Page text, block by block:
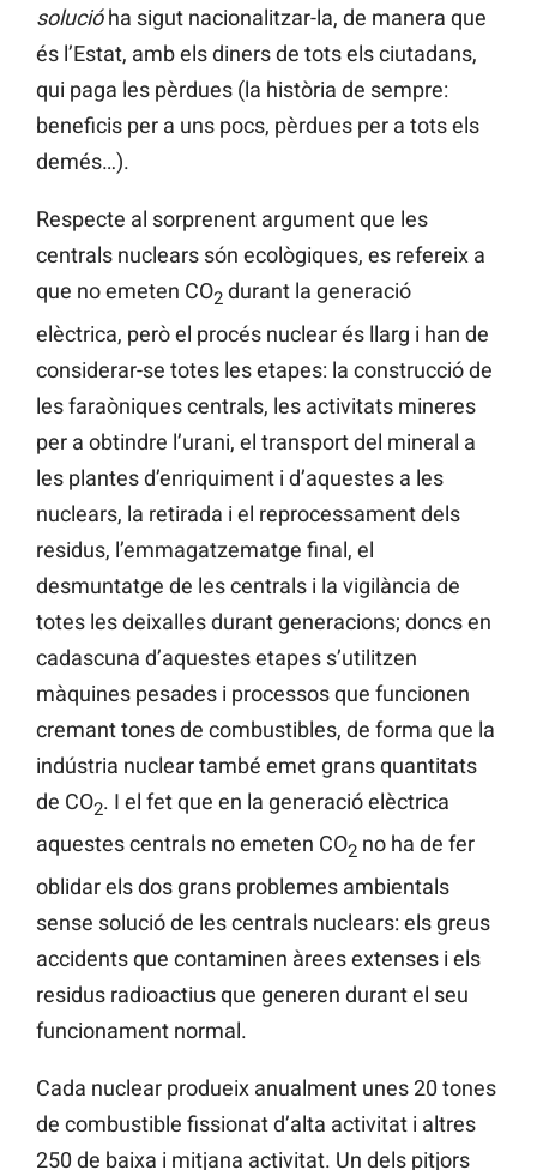
solucióha sigut nacionalitzar-la, de manera que
és l’Estat, amb els diners de tots els ciutadans,
qui paga les pèrdues (la història de sempre:
beneficis per a uns pocs, pèrdues per a tots els
demés…).
Respecte al sorprenent argument que les
centrals nuclears són ecològiques, es refereix a
que no emeten CO2 durant la generació
elèctrica, però el procés nuclear és llarg i han de
considerar-se totes les etapes: la construcció de
les faraòniques centrals, les activitats mineres
per a obtindre l’urani, el transport del mineral a
les plantes d’enriquiment i d’aquestes a les
nuclears, la retirada i el reprocessament dels
residus, l’emmagatzematge final, el
desmuntatge de les centrals i la vigilància de
totes les deixalles durant generacions; doncs en
cadascuna d’aquestes etapes s’utilitzen
màquines pesades i processos que funcionen
cremant tones de combustibles, de forma que la
indústria nuclear també emet grans quantitats
de CO2. I el fet que en la generació elèctrica
aquestes centrals no emeten CO2 no ha de fer
oblidar els dos grans problemes ambientals
sense solució de les centrals nuclears: els greus
accidents que contaminen àrees extenses i els
residus radioactius que generen durant el seu
funcionament normal.
Cada nuclear produeix anualment unes 20 tones
de combustible fissionat d’alta activitat i altres
250 de baixa i mitjana activitat. Un dels pitjors